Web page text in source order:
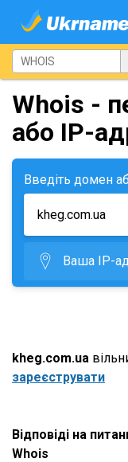
Whois -
або IP-
Введіть домен
Ваша IP-
kheg.com.ua
зареєструвати
Відповіді на
Whois